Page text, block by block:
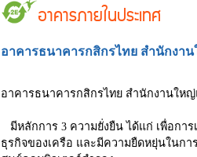
อาคารภายในประเทศ
อาคารธนาคารกสิกรไทย สำนักงา
อาคารธนาคารกสิกรไทย สำนักงานให
มีหลักการ 3 ความยั่งยืน ได้แก่ เพื่อกา
ธุรกิจของเครือ และมีความยืดหยุ่นในก